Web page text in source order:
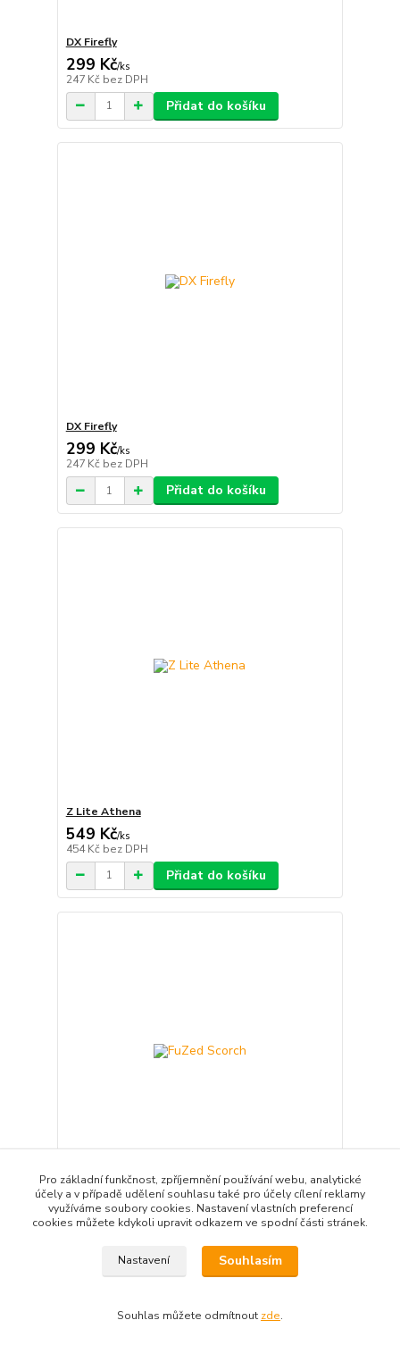
DX Firefly
299 Kč/ks
247 Kč bez DPH
Přidat do košíku
DX Firefly
299 Kč/ks
247 Kč bez DPH
Přidat do košíku
Z Lite Athena
549 Kč/ks
454 Kč bez DPH
Přidat do košíku
FuZed Scorch
599 Kč/ks
Přidat do košíku
Pro základní funkčnost, zpříjemnění používání webu, analytické
účely a v případě udělení souhlasu také pro účely cílení reklamy
využíváme soubory cookies. Nastavení vlastních preferencí
cookies můžete kdykoli upravit odkazem ve spodní části stránek.
Nastavení Souhlasím
Souhlas můžete odmítnout zde.